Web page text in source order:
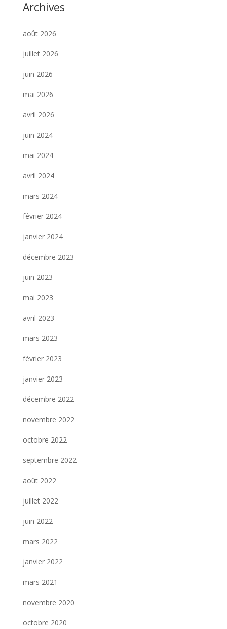
Archives
août 2026
juillet 2026
juin 2026
mai 2026
avril 2026
juin 2024
mai 2024
avril 2024
mars 2024
février 2024
janvier 2024
décembre 2023
juin 2023
mai 2023
avril 2023
mars 2023
février 2023
janvier 2023
décembre 2022
novembre 2022
octobre 2022
septembre 2022
août 2022
juillet 2022
juin 2022
mars 2022
janvier 2022
mars 2021
novembre 2020
octobre 2020